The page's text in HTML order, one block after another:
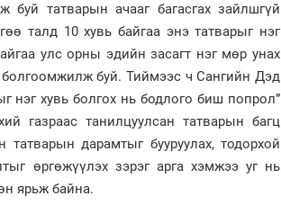
татварын ачааг багасгах зайлшгүй
талд 10 хувь байгаа энэ татварыг нэг
улс орны эдийн засагт нэг мөр унах
буй. Тиймээс ч Сангийн Дэд
нэг хувь болгох нь бодлого биш попрол”
газраас танилцуулсан татварын багц
дарамтыг бууруулах, тодорхой
өргөжүүлэх зэрэг арга хэмжээ уг нь
ярьж байна.